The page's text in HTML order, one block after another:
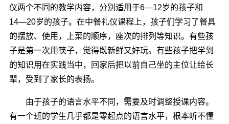
仪两个不同的教学内容，分别适用于6―12岁的孩子和
14―20岁的孩子。在中餐礼仪课程上，孩子们学习了餐具
的摆放、使用，上菜的顺序，座次的排列等知识。有些孩
子是第一次用筷子，觉得既新鲜又好玩。有些孩子把学到
的知识用在实践当中，回家后把以前自己坐的主位让给长
辈，受到了家长的表扬。
由于孩子的语言水平不同，需要及时调整授课内容。
有一个班的学生几乎都是零起点的语言水平，根本听不懂